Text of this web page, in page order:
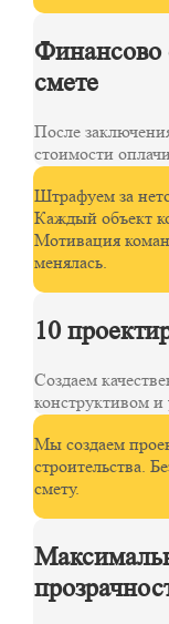
Финансово
смете
После
стоимости
Штрафуем за
Каждый объект
Мотивация
менялась.
10
Создаем
конструктивом
Мы создаем
строительства.
смету.